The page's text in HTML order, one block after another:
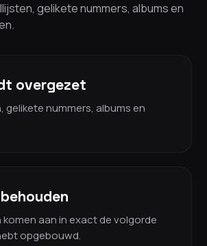
gelikete nummers, albums en
overgezet
gelikete nummers, albums en
aan in exact de volgorde
opgebouwd.